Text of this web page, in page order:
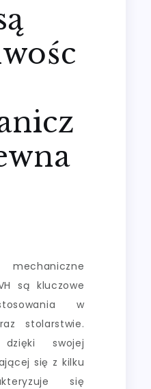
są kluczowe
w
stolarstwie.
swojej
się z kilku
się